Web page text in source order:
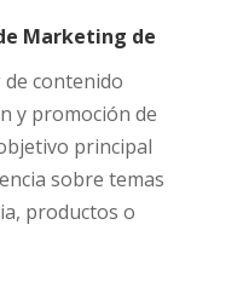
Marketing de
contenido
y promoción de
principal
sobre temas
productos o